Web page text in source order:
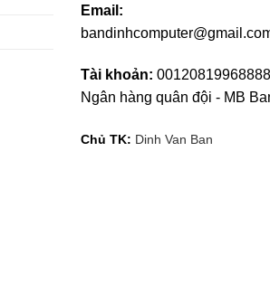
Email:
Tài khoản:
Ngân hàng quân đội - MB
Chủ TK: Dinh Van Ban